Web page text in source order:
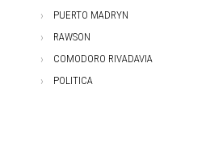
PUERTO MADRYN
RAWSON
COMODORO RIVADAVIA
POLITICA